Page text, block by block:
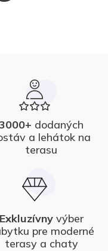
dodaných
a lehátok na
terasu
Exkluzívnyvýber
pre moderné
terasy a chaty